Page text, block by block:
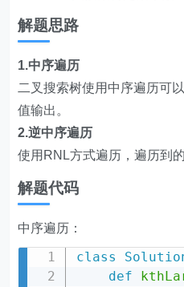
解题思路
1.中序遍历
二叉搜索树使用中序遍历可
值输出。
2.逆中序遍历
使用RNL方式遍历，遍历到
解题代码
中序遍历：
class
def